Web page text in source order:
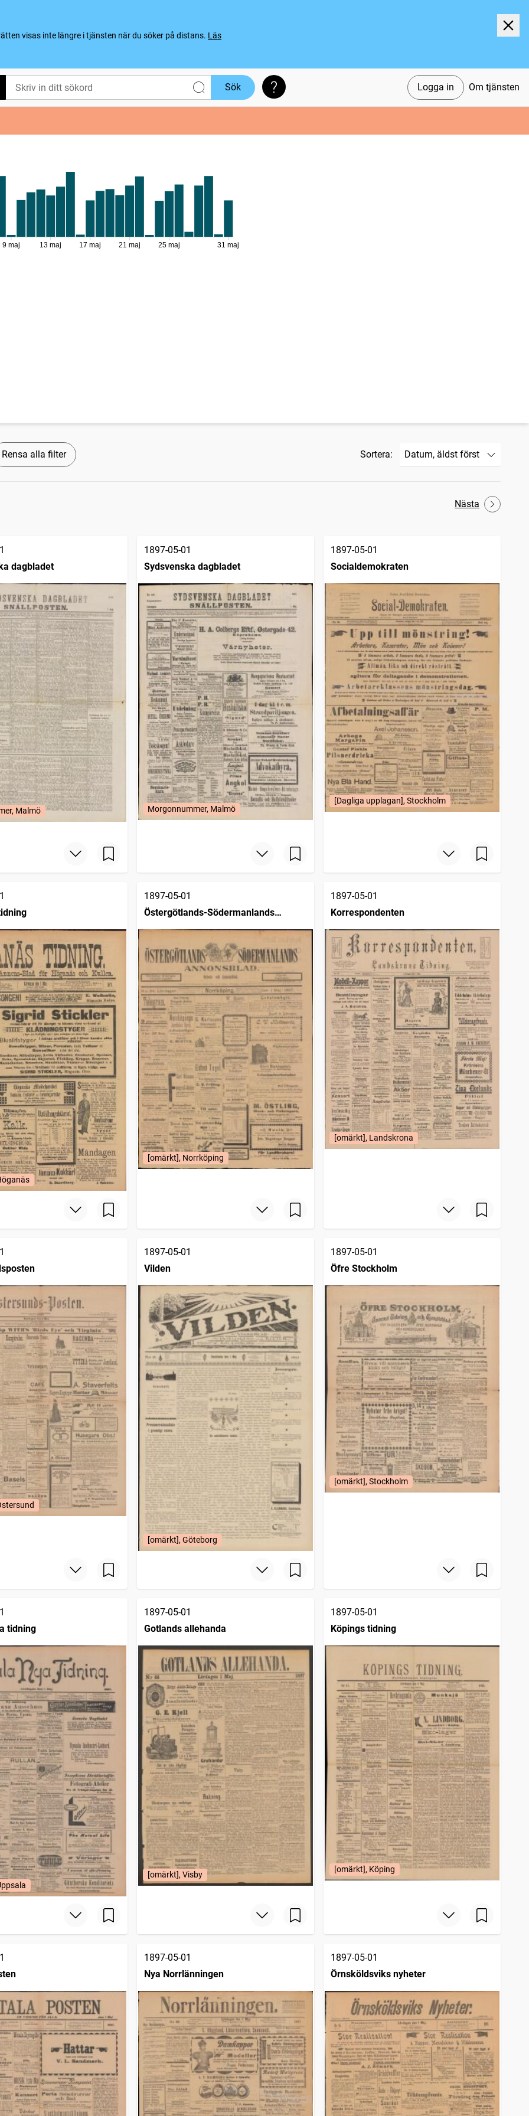
visas inte längre i tjänsten när du söker på distans. Läs
Logga in Om tjänsten
Sök Söktips
9 maj 13 maj 17 maj 21 maj 25 maj 31 maj
Rensa alla filter Sortera:
Nästa
dagbladet
Malmö
1897-05-01
Sydsvenska dagbladet
Morgonnummer, Malmö
1897-05-01
Socialdemokraten
[Dagliga upplagan], Stockholm
1897-05-01
Östergötlands-Södermanlands
annonsblad
[omärkt], Norrköping
1897-05-01
Korrespondenten
[omärkt], Landskrona
1897-05-01
Vilden
[omärkt], Göteborg
1897-05-01
Öfre Stockholm
[omärkt], Stockholm
tidning
1897-05-01
Gotlands allehanda
[omärkt], Visby
1897-05-01
Köpings tidning
[omärkt], Köping
1897-05-01
Nya Norrlänningen
1897-05-01
Örnsköldsviks nyheter